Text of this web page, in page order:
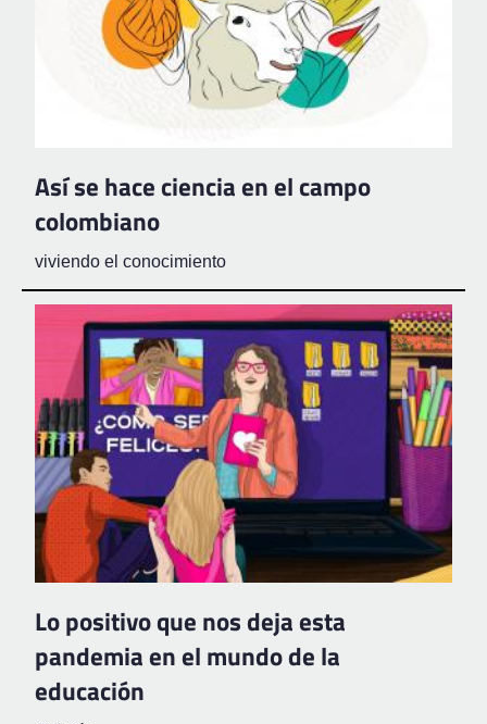
Así se hace ciencia en el campo
colombiano
viviendo el conocimiento
Lo positivo que nos deja esta
pandemia en el mundo de la
educación